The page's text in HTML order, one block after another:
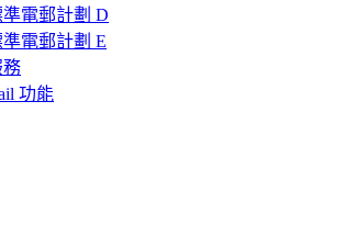
準電郵計劃 D
準電郵計劃 E
務
功能